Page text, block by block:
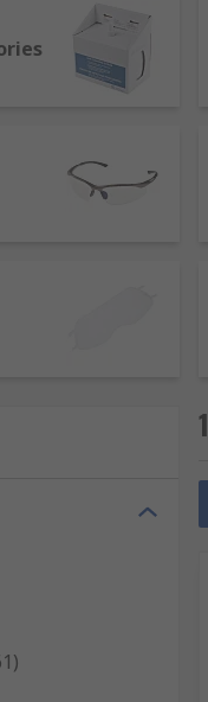
may be the single
welders and others. .
utility,
importance of quality
items to meet
kits
take when
from specific
be practical &